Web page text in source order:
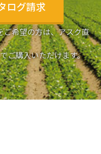
ログ請求
ご希望の方は、アスク直
ご購入いただけます。